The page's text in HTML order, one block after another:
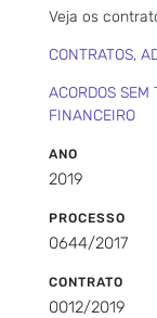
Veja os
CONTRATOS,
ACORDOS SEM
FINANCEIRO
ANO
2019
PROCESSO
0644/2017
CONTRATO
0012/2019